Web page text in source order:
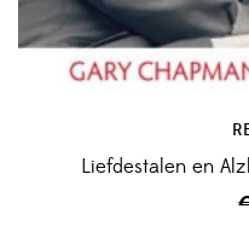
Liefdestalen en